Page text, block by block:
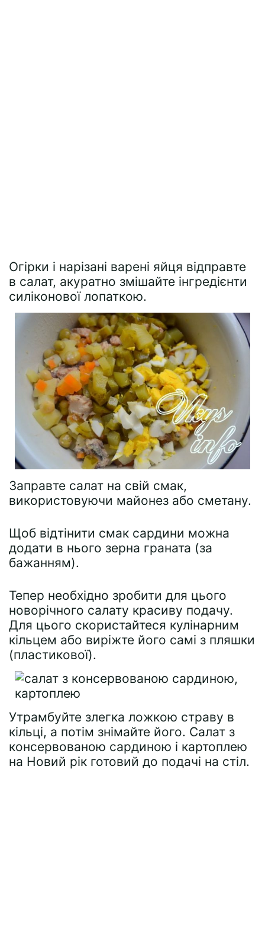
Огірки і нарізані варені яйця відправте
в салат, акуратно змішайте інгредієнти
силіконової лопаткою.
Заправте салат на свій смак,
використовуючи майонез або сметану.
Щоб відтінити смак сардини можна
додати в нього зерна граната (за
бажанням).
Тепер необхідно зробити для цього
новорічного салату красиву подачу.
Для цього скористайтеся кулінарним
кільцем або виріжте його самі з пляшки
(пластикової).
Утрамбуйте злегка ложкою страву в
кільці, а потім знімайте його. Салат з
консервованою сардиною і картоплею
на Новий рік готовий до подачі на стіл.